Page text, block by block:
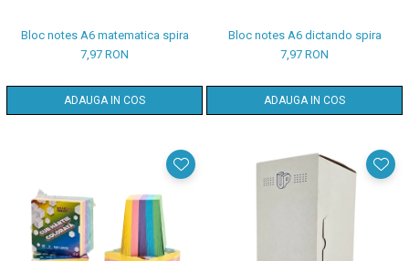
Bloc notes A6 matematica spira
7,97 RON
ADAUGA IN COS
Bloc notes A6 dictando spira
7,97 RON
ADAUGA IN COS